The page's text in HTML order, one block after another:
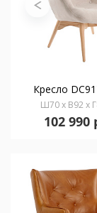
Кресло
Ш70 x В92 x
102 990